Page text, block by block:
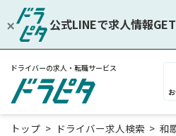
公式LINEで求人情報GET
ドライバーの求人・転職サービス
トップ ドライバー求人検索 和